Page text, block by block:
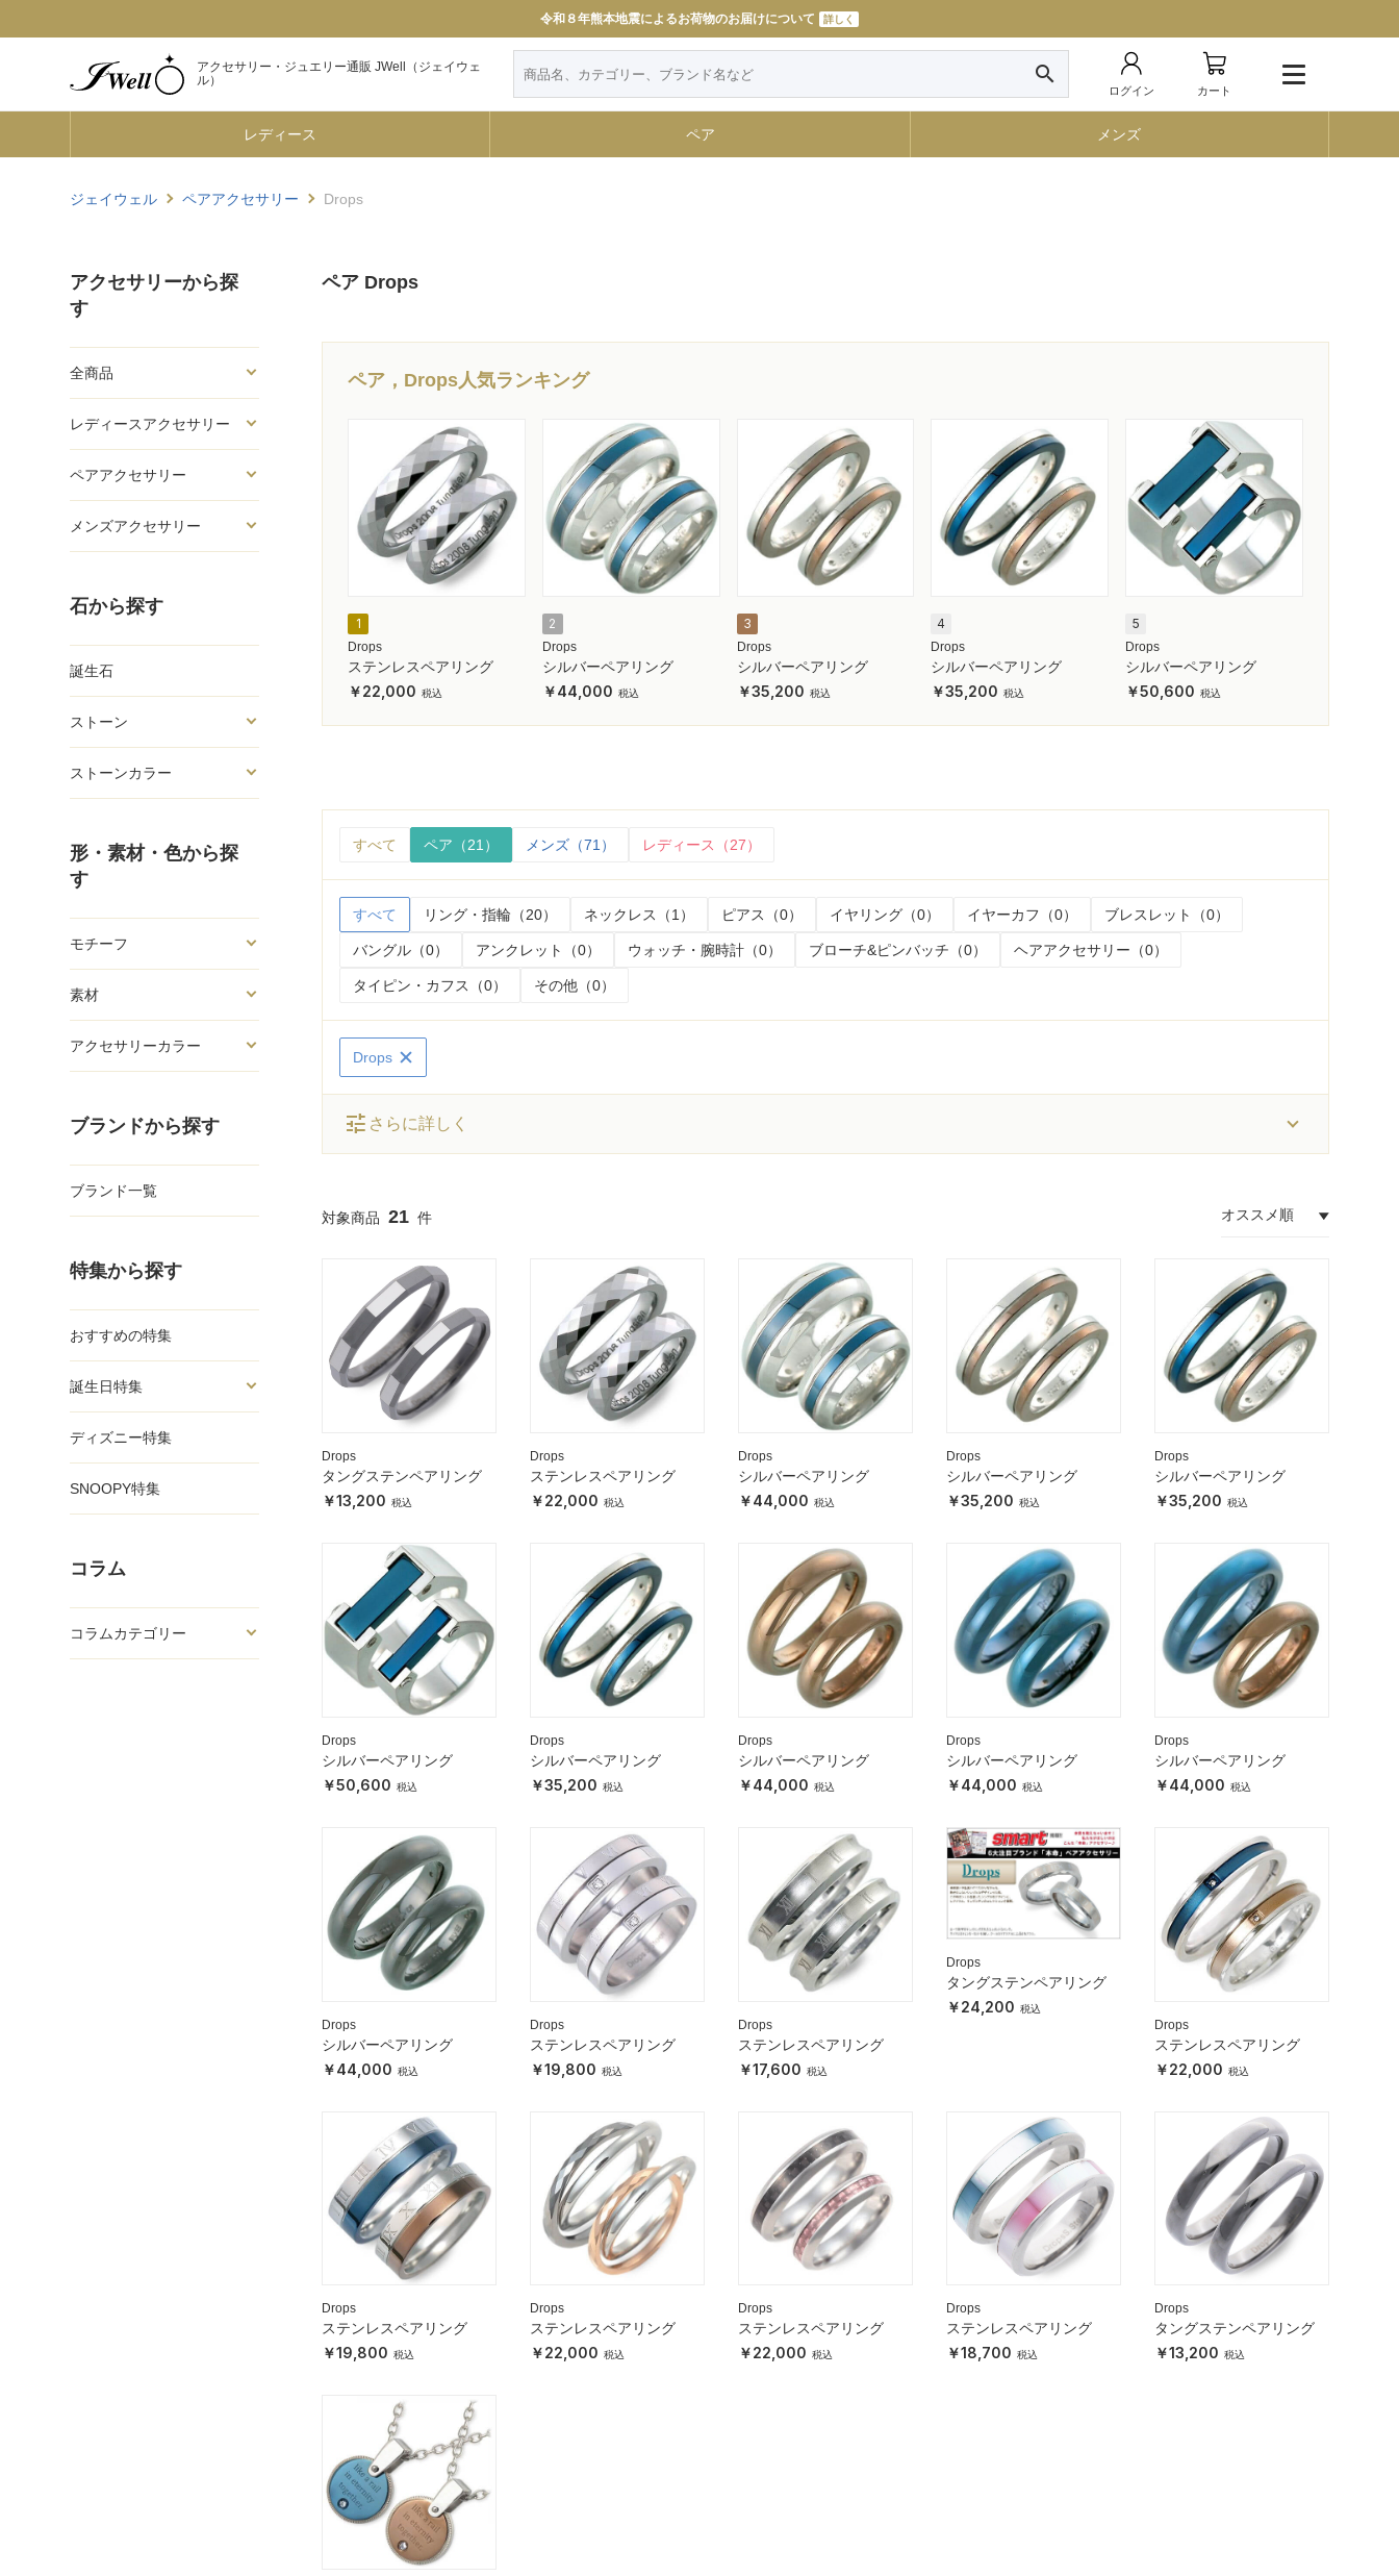
令和８年熊本地震によるお荷物のお届けについて 詳しく
アクセサリー・ジュエリー通販 JWell（ジェイウェ
ル）
search
ログイン カート
レディース ペア メンズ
ジェイウェル ペアアクセサリー Drops
アクセサリーから探
す
全商品
レディースアクセサリー
ペアアクセサリー
メンズアクセサリー
石から探す
誕生石
ストーン
ストーンカラー
形・素材・色から探
す
モチーフ
素材
アクセサリーカラー
ブランドから探す
ブランド一覧
特集から探す
おすすめの特集
誕生日特集
ディズニー特集
SNOOPY特集
コラム
コラムカテゴリー
ペア Drops
ペア，Drops人気ランキング
1
Drops
ステンレスペアリング
22,000
2
Drops
シルバーペアリング
44,000
3
Drops
シルバーペアリング
35,200
4
Drops
シルバーペアリング
35,200
5
Drops
シルバーペアリング
50,600
すべて ペア（21） メンズ（71） レディース（27）
すべて リング・指輪（20） ネックレス（1） ピアス（0） イヤリング（0） イヤーカフ（0） ブレスレット（0）
バングル（0） アンクレット（0） ウォッチ・腕時計（0） ブローチ&ピンバッチ（0） ヘアアクセサリー（0）
タイピン・カフス（0） その他（0）
Drops
tune さらに詳しく
21
Drops
タングステンペアリング
13,200
Drops
ステンレスペアリング
22,000
Drops
シルバーペアリング
44,000
Drops
シルバーペアリング
35,200
Drops
シルバーペアリング
35,200
Drops
シルバーペアリング
50,600
Drops
シルバーペアリング
35,200
Drops
シルバーペアリング
44,000
Drops
シルバーペアリング
44,000
Drops
シルバーペアリング
44,000
Drops
シルバーペアリング
44,000
Drops
ステンレスペアリング
19,800
Drops
ステンレスペアリング
17,600
Drops
タングステンペアリング
24,200
Drops
ステンレスペアリング
22,000
Drops
ステンレスペアリング
19,800
Drops
ステンレスペアリング
22,000
Drops
ステンレスペアリング
22,000
Drops
ステンレスペアリング
18,700
Drops
タングステンペアリング
13,200